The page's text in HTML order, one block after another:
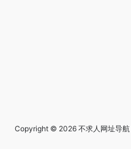
Copyright © 2026 不求人网址导航